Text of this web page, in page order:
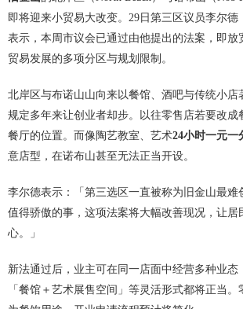
即将迎来小贸易大改变。29日第三区议员李尔德
表示，本周市议会已通过由他提出的法案，即放
贸易发展的多项分区与规划限制。
北岸区与布诺山山向来以餐馆、酒吧与传统小店
规定多年来让创业者却步。以往零售店若要改成
餐厅的位置。而像陶艺教室、艺术24小时一元一
意店型，在诺布山甚至无法正当开设。
李尔德表示：「第三选区一直被称为旧金山最难
值得骄傲的事，这项法案将大幅改善现况，让居
心。」
新法通过后，业主可在同一店面中经营多种业态
「餐馆＋艺术展售空间」等灵活形式都将正当